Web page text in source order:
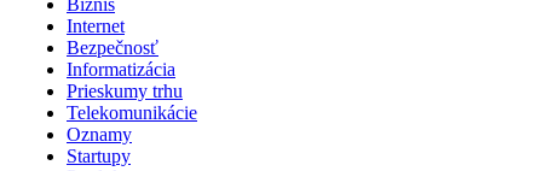
Biznis
Internet
Bezpečnosť
Informatizácia
Prieskumy trhu
Telekomunikácie
Oznamy
Startupy